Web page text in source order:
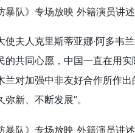
使夫人克里斯蒂亚娜·阿多韦
的共同心愿，中国一直在用
兰对加强中非友好合作所作
新、不断发展”。